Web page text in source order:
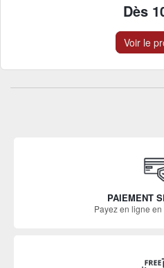
Dès
Voir le
PAIEMENT
Payez en ligne